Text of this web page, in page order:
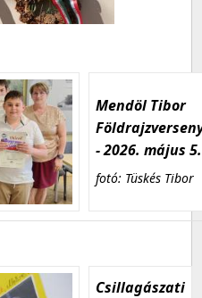
Mendöl Tibor
- 2026. május 5.
fotó: Tüskés Tibor
Csillagászati